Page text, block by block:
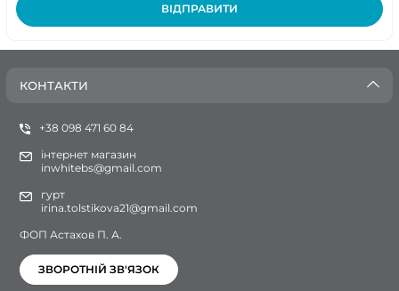
ВІДПРАВИТИ
КОНТАКТИ
+38 098 471 60 84
інтернет магазин
inwhitebs@gmail.com
гурт
irina.tolstikova21@gmail.com
ФОП Астахов П. А.
ЗВОРОТНІЙ ЗВ'ЯЗОК